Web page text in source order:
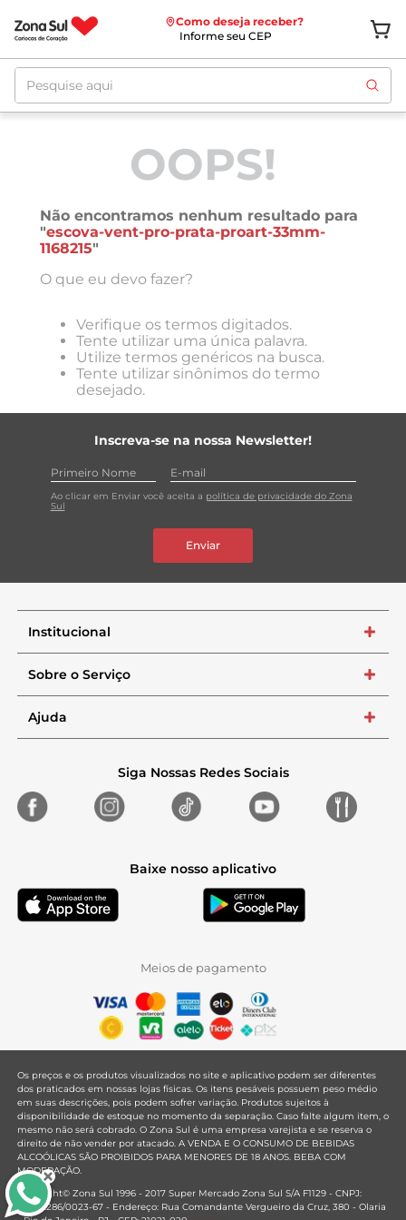
Como deseja receber?
Informe seu CEP
Pesquise aqui
OOPS!
Não encontramos nenhum resultado para
"escova-vent-pro-prata-proart-33mm-
1168215"
O que eu devo fazer?
Verifique os termos digitados.
Tente utilizar uma única palavra.
Utilize termos genéricos na busca.
Tente utilizar sinônimos do termo
desejado.
Inscreva-se na nossa Newsletter!
Ao clicar em Enviar você aceita a política de privacidade do Zona
Sul
Enviar
Institucional +
Sobre o Serviço +
Ajuda +
Siga Nossas Redes Sociais
Baixe nosso aplicativo
Meios de pagamento
Os preços e os produtos visualizados no site e aplicativo podem ser diferentes
dos praticados em nossas lojas físicas. Os itens pesáveis possuem peso médio
em suas descrições, pois podem sofrer variação. Produtos sujeitos à
disponibilidade de estoque no momento da separação. Caso falte algum item, o
mesmo não será cobrado. O Zona Sul é uma empresa varejista e se reserva o
direito de não vender por atacado. A VENDA E O CONSUMO DE BEBIDAS
ALCOÓLICAS SÃO PROIBIDOS PARA MENORES DE 18 ANOS. BEBA COM
MODERAÇÃO.
Copyright© Zona Sul 1996 - 2017 Super Mercado Zona Sul S/A F1129 - CNPJ:
33.381.286/0023-67 - Endereço: Rua Comandante Vergueiro da Cruz, 380 - Olaria